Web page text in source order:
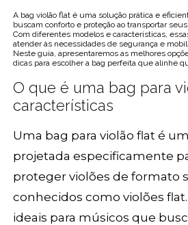
A bag violão flat é uma solução prática e
buscam conforto e proteção ao transportar
Com diferentes modelos e características,
atender às necessidades de segurança e
Neste guia, apresentaremos as melhores
dicas para escolher a bag perfeita que alinhe
O que é uma bag para
características
Uma bag para violão flat é
projetada especificamente
proteger violões de formato
conhecidos como violões flat.
ideais para músicos que